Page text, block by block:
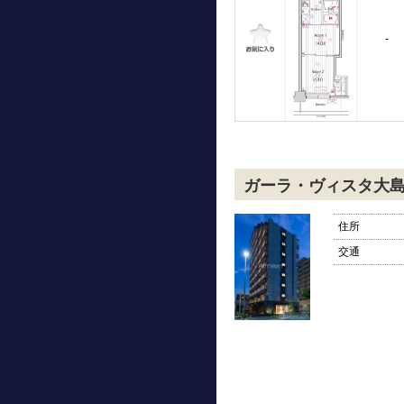
-
ガーラ・ヴィスタ大
住所
交通